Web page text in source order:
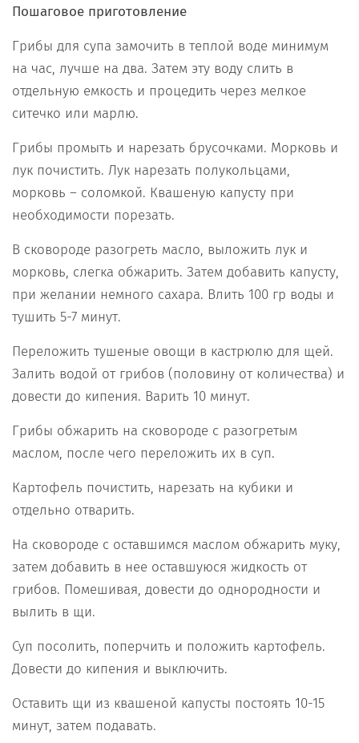
Пошаговое приготовление
Грибы для супа замочить в теплой воде минимум
на час, лучше на два. Затем эту воду слить в
отдельную емкость и процедить через мелкое
ситечко или марлю.
Грибы промыть и нарезать брусочками. Морковь и
лук почистить. Лук нарезать полукольцами,
морковь – соломкой. Квашеную капусту при
необходимости порезать.
В сковороде разогреть масло, выложить лук и
морковь, слегка обжарить. Затем добавить капусту,
при желании немного сахара. Влить 100 гр воды и
тушить 5-7 минут.
Переложить тушеные овощи в кастрюлю для щей.
Залить водой от грибов (половину от количества) и
довести до кипения. Варить 10 минут.
Грибы обжарить на сковороде с разогретым
маслом, после чего переложить их в суп.
Картофель почистить, нарезать на кубики и
отдельно отварить.
На сковороде с оставшимся маслом обжарить муку,
затем добавить в нее оставшуюся жидкость от
грибов. Помешивая, довести до однородности и
вылить в щи.
Суп посолить, поперчить и положить картофель.
Довести до кипения и выключить.
Оставить щи из квашеной капусты постоять 10-15
минут, затем подавать.